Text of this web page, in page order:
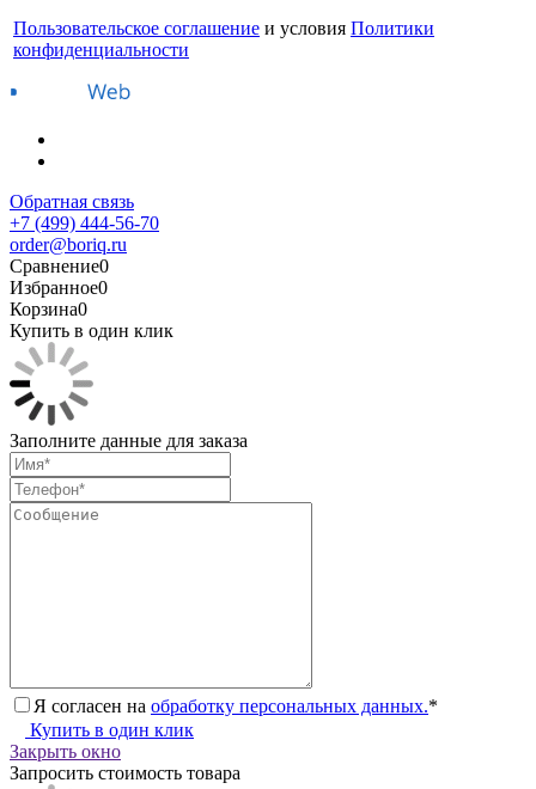
Пользовательское соглашение и условия Политики
конфиденциальности
Обратная связь
+7 (499) 444-56-70
order@boriq.ru
Сравнение0
Избранное0
Корзина0
Купить в один клик
Заполните данные для заказа
Я согласен на обработку персональных данных.*
Купить в один клик
Закрыть окно
Запросить стоимость товара